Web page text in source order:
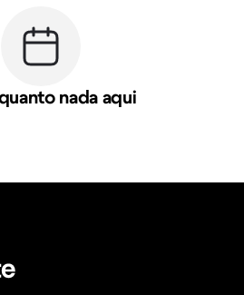
nada aqui